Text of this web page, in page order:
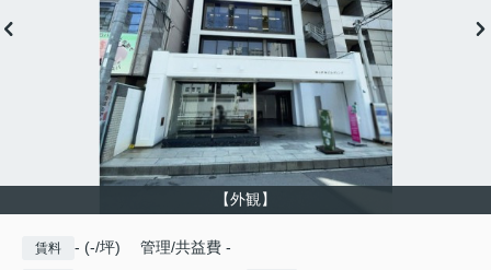
【外観】
賃料 - (-/坪) 管理/共益費 -